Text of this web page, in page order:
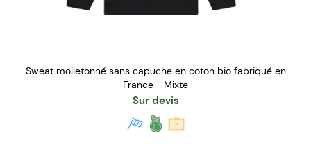
Sweat molletonné sans capuche en coton bio fabriqué en
France - Mixte
Sur devis